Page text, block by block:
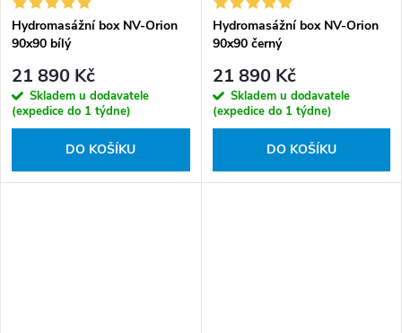
Hydromasážní box NV-Orion
90x90 bílý
21 890 Kč
Skladem u dodavatele
(expedice do 1 týdne)
DO KOŠÍKU
Hydromasážní box NV-Orion
90x90 černý
21 890 Kč
Skladem u dodavatele
(expedice do 1 týdne)
DO KOŠÍKU